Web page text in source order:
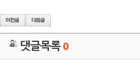
댓글목록0